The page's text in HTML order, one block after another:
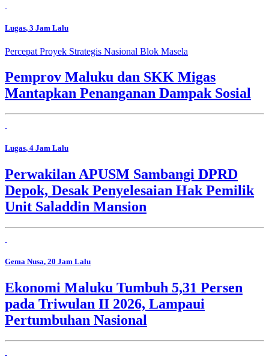
Lugas, 3 Jam Lalu
Percepat Proyek Strategis Nasional Blok Masela
Pemprov Maluku dan SKK Migas
Mantapkan Penanganan Dampak Sosial
Lugas, 4 Jam Lalu
Perwakilan APUSM Sambangi DPRD
Depok, Desak Penyelesaian Hak Pemilik
Unit Saladdin Mansion
Gema Nusa, 20 Jam Lalu
Ekonomi Maluku Tumbuh 5,31 Persen
pada Triwulan II 2026, Lampaui
Pertumbuhan Nasional